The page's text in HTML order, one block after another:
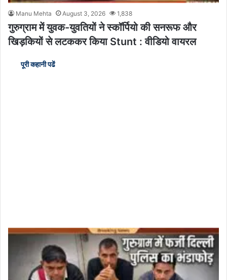
Manu Mehta August 3, 2026 1,838
गुरुग्राम में युवक-युवतियों ने स्कॉर्पियो की सनरूफ और
खिड़कियों से लटककर किया Stunt : वीडियो वायरल
पूरी कहानी पढें